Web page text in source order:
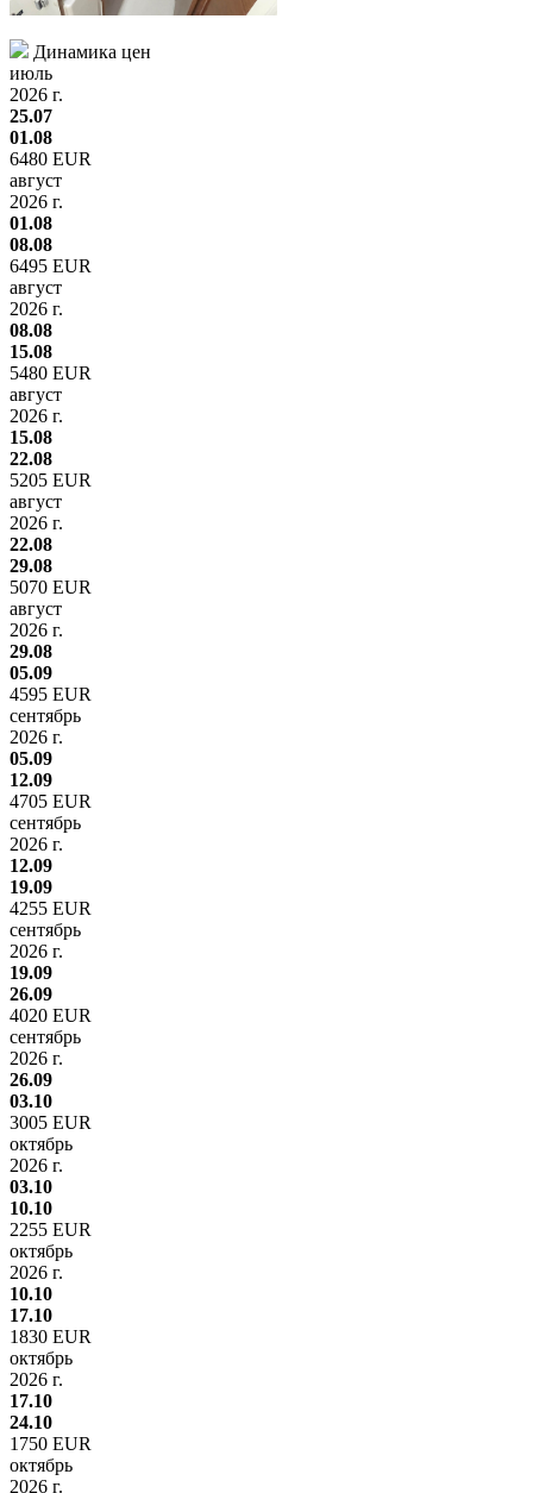
Динамика цен
июль
2026 г.
25.07
01.08
6480 EUR
август
2026 г.
01.08
08.08
6495 EUR
август
2026 г.
08.08
15.08
5480 EUR
август
2026 г.
15.08
22.08
5205 EUR
август
2026 г.
22.08
29.08
5070 EUR
август
2026 г.
29.08
05.09
4595 EUR
сентябрь
2026 г.
05.09
12.09
4705 EUR
сентябрь
2026 г.
12.09
19.09
4255 EUR
сентябрь
2026 г.
19.09
26.09
4020 EUR
сентябрь
2026 г.
26.09
03.10
3005 EUR
октябрь
2026 г.
03.10
10.10
2255 EUR
октябрь
2026 г.
10.10
17.10
1830 EUR
октябрь
2026 г.
17.10
24.10
1750 EUR
октябрь
2026 г.